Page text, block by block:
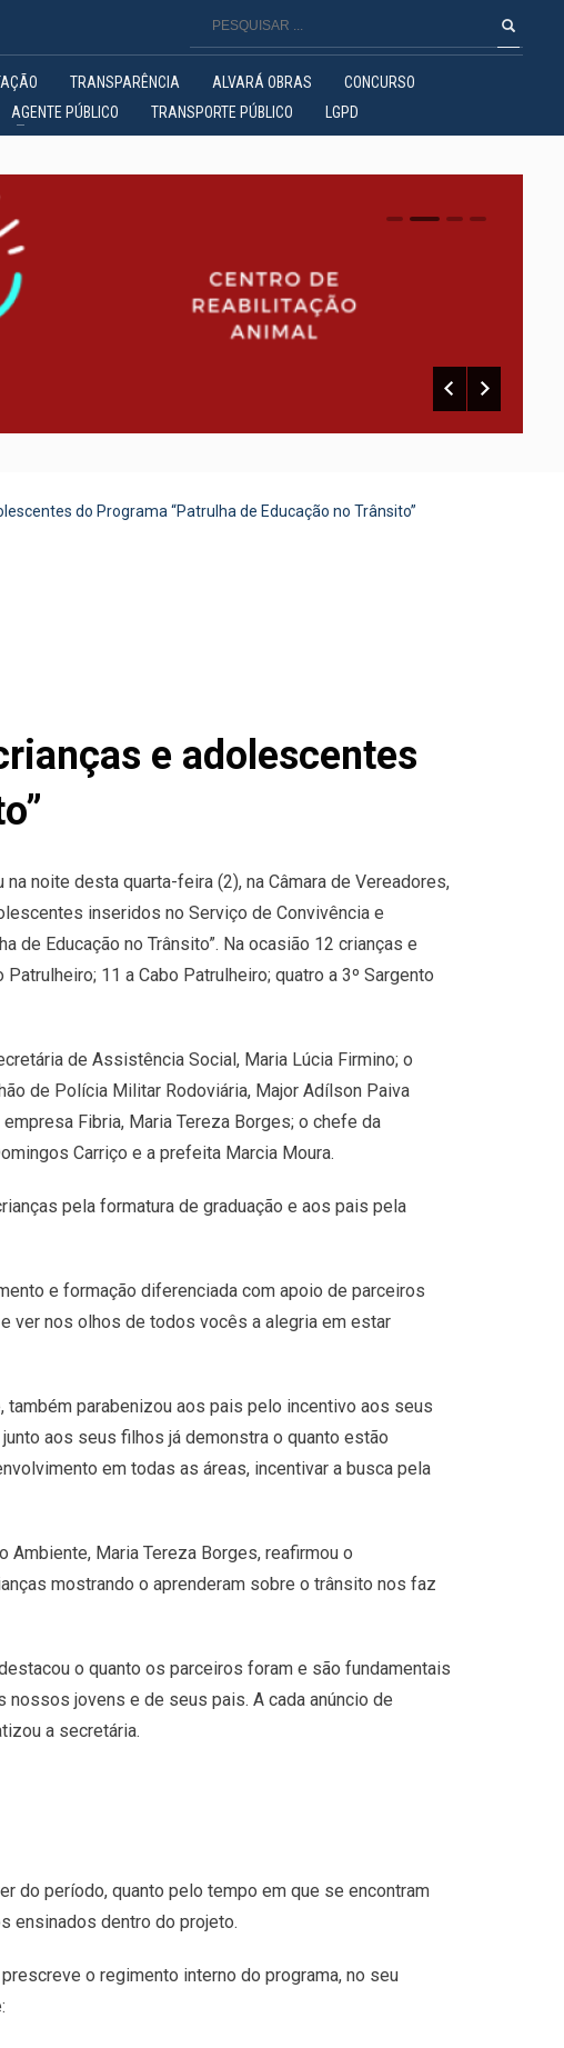
TRANSPARÊNCIA ALVARÁ OBRAS
CONCURSO
AGENTE PÚBLICO TRANSPORTE PÚBLICO LGPD
0 1 2
do Programa “Patrulha de Educação no Trânsito”
e adolescentes
noite desta quarta-feira (2), na Câmara de Vereadores,
inseridos no Serviço de Convivência e
de Educação no Trânsito”. Na ocasião 12 crianças e
11 a Cabo Patrulheiro; quatro a 3º Sargento
de Assistência Social, Maria Lúcia Firmino; o
de Polícia Militar Rodoviária, Major Adílson Paiva
Fibria, Maria Tereza Borges; o chefe da
Carriço e a prefeita Marcia Moura.
pela formatura de graduação e aos pais pela
e formação diferenciada com apoio de parceiros
ver nos olhos de todos vocês a alegria em estar
também parabenizou aos pais pelo incentivo aos seus
aos seus filhos já demonstra o quanto estão
em todas as áreas, incentivar a busca pela
Maria Tereza Borges, reafirmou o
mostrando o aprenderam sobre o trânsito nos faz
o quanto os parceiros foram e são fundamentais
jovens e de seus pais. A cada anúncio de
a secretária.
do período, quanto pelo tempo em que se encontram
ensinados dentro do projeto.
o regimento interno do programa, no seu